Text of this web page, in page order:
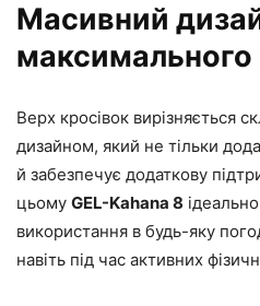
Масивний
Верх кросівок вирізняється
дизайном, який не тільки
й забезпечує додаткову
цьому GEL-Kahana 8
використання в будь-яку
навіть під час активних